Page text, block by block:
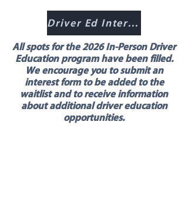
Driver Ed Interest Form
All spots for the 2026 In-Person Driver
Education program have been filled.
We encourage you to submit an
interest form to be added to the
waitlist and to receive information
about additional driver education
opportunities.